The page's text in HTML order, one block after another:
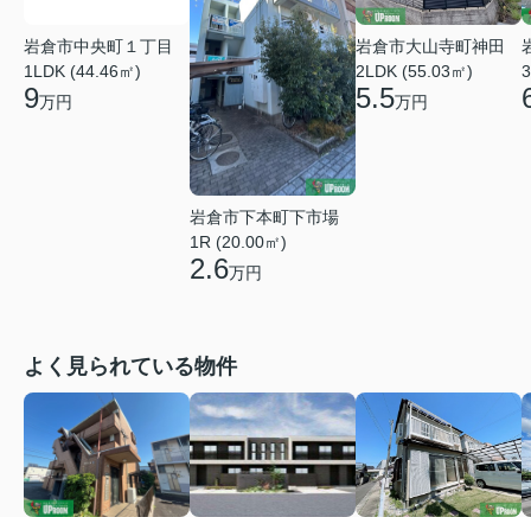
岩倉市中央町１丁目
1LDK (44.46㎡)
9万円
岩倉市下本町下市場
1R (20.00㎡)
2.6万円
岩倉市大山寺町神田
2LDK (55.03㎡)
5.5万円
よく見られている物件